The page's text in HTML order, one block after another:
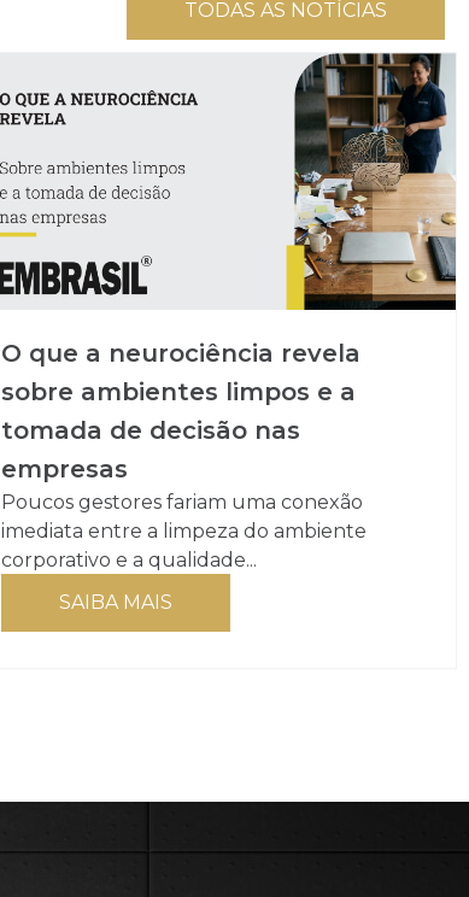
TODAS AS NOTÍCIAS
O que a neurociência revela
sobre ambientes limpos e a
tomada de decisão nas
empresas
Poucos gestores fariam uma conexão
imediata entre a limpeza do ambiente
corporativo e a qualidade...
SAIBA MAIS